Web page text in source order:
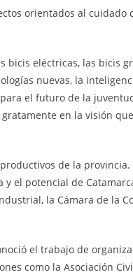
orientados al cuidado
bicis eléctricas, las bicis
nuevas, la
el futuro de la
en la visión
de la
el potencial de
la Cámara de la
el trabajo de
como la Asociación